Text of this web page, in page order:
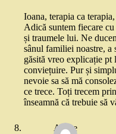
Ioana, terapia ca
Adică suntem fiecare
și traumele lui. Ne
sânul familiei noastre,
găsită vreo explicație pt
conviețuire. Pur și
nevoie sa să mă
ce trece. Toți trecem
înseamnă că trebuie să
Andre